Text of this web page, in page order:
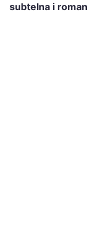
subtelna i